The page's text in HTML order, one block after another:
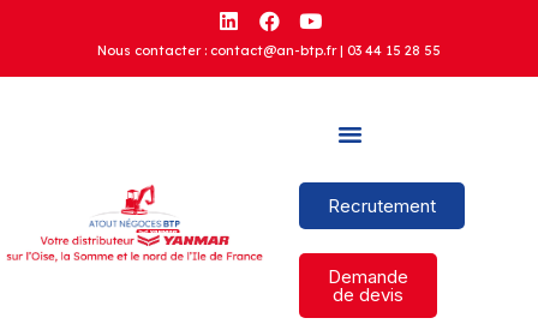
Nous contacter : contact@an-btp.fr | 03 44 15 28 55
Recrutement
Demande
de devis